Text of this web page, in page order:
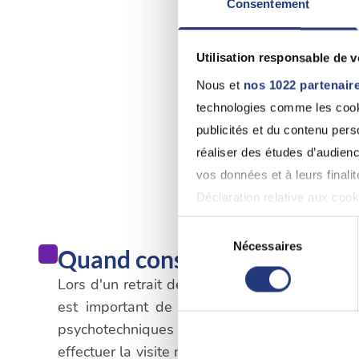
Consentement
Utilisation responsable de
Nous et nos 1022
technologies comme les
publicités et du contenu
réaliser des études
vos données et à leurs
Déclaration relative aux
Si vous le permettez, nous
Collecter des
Identifier votre
digitales).
consentement
Nécessaires
Quand consulter un
Lors d'un retrait de permis de conduire qui
est important de suivre les procédures
psychotechniques dans un centre agréé.
effectuer la visite médicale obligatoire. Il est